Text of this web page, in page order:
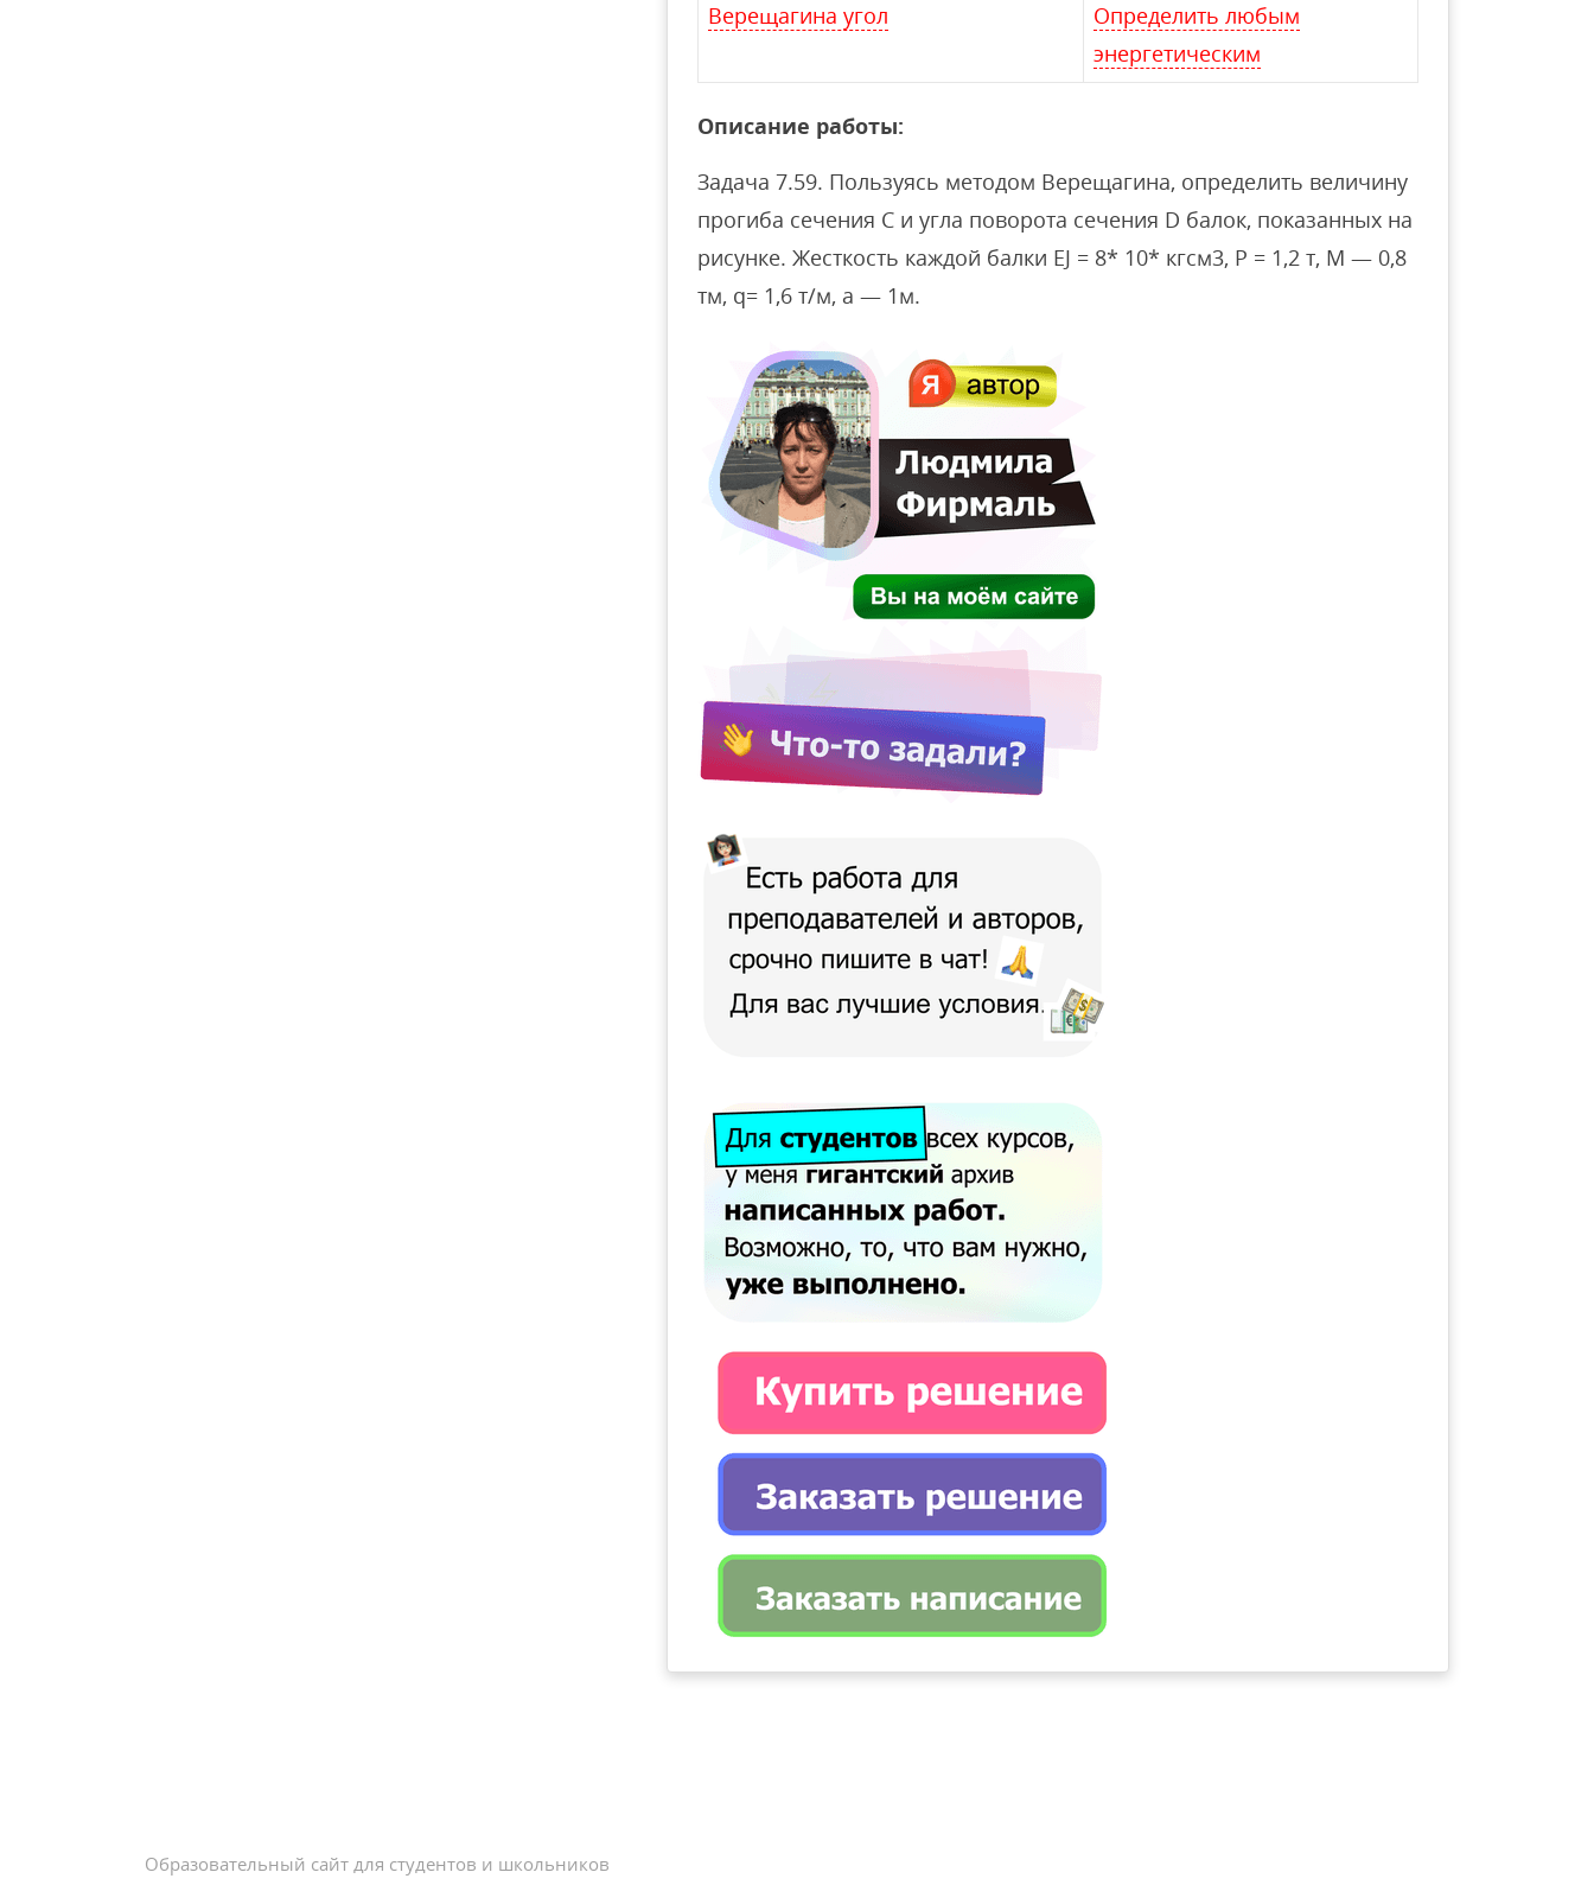
Верещагина угол
Определить любым
энергетическим
Описание работы:
Задача 7.59. Пользуясь методом Верещагина, определить величину
прогиба сечения С и угла поворота сечения D балок, показанных на
рисунке. Жесткость каждой балки EJ = 8* 10* кгсм3, Р = 1,2 т, М — 0,8
тм, q= 1,6 т/м, а — 1м.
Образовательный сайт для студентов и школьников